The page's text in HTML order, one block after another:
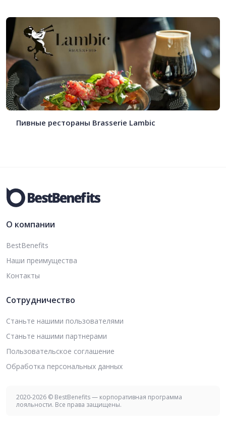
Пивные рестораны Brasserie Lambic
О компании
BestBenefits
Наши преимущества
Контакты
Сотрудничество
Станьте нашими пользователями
Станьте нашими партнерами
Пользовательское соглашение
Обработка персональных данных
2020-2026 © BestBenefits — корпоративная программа
лояльности. Все права защищены.